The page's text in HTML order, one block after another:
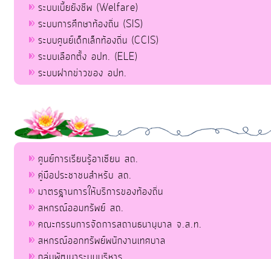
ระบบเบี้ยยังชีพ (Welfare)
ระบบการศึกษาท้องถิ่น (SIS)
ระบบศูนย์เด็กเล็กท้องถิ่น (CCIS)
ระบบเลือกตั้ง อปท. (ELE)
ระบบฝากข่าวของ อปท.
ศูนย์การเรียนรู้อาเซียน สถ.
คู่มือประชาชนสำหรับ สถ.
มาตรฐานการให้บริการของท้องถิ่น
สหกรณ์ออมทรัพย์ สถ.
คณะกรรมการจัดการสถานธนานุบาล จ.ส.ท.
สหกรณ์ออกทรัพย์พนักงานเทศบาล